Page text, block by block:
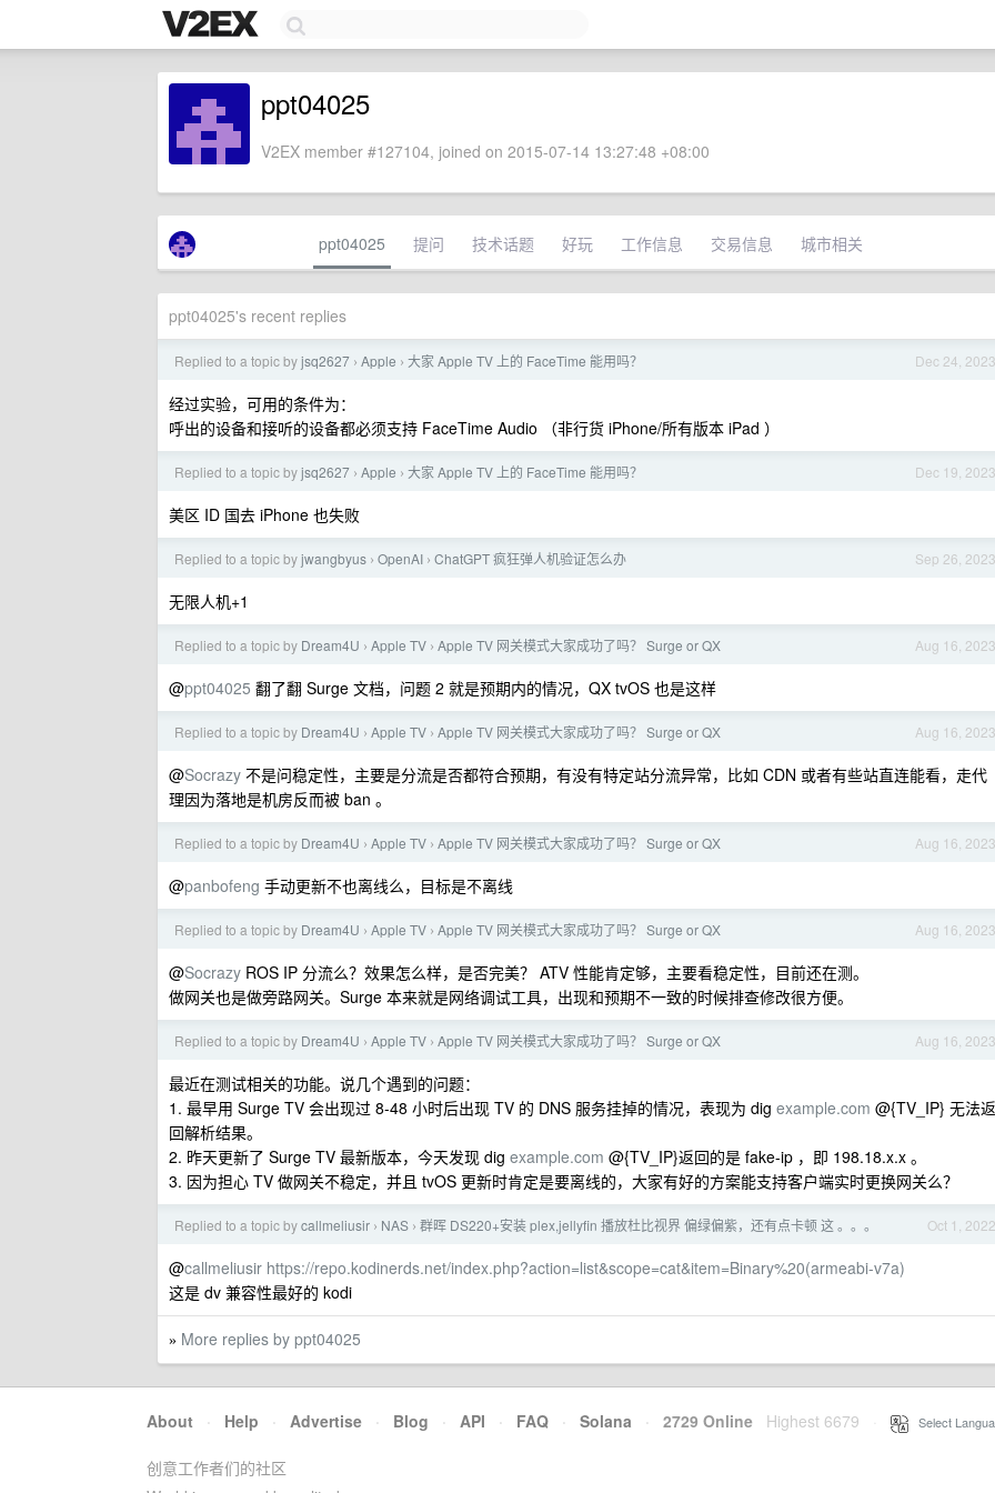
ppt04025
V2EX member #127104, joined on 2015-07-14 13:27:48 +08:00
ppt04025 提问 技术话题 好玩 工作信息 交易信息 城市相关
ppt04025's recent replies
Dec 24, 2023
Replied to a topic byjsq2627 › Apple › 大家 Apple TV 上的 FaceTime 能用吗？
经过实验，可用的条件为：
呼出的设备和接听的设备都必须支持 FaceTime Audio （非行货 iPhone/所有版本 iPad ）
Dec 19, 2023
Replied to a topic byjsq2627 › Apple › 大家 Apple TV 上的 FaceTime 能用吗？
美区 ID 国去 iPhone 也失败
Sep 26, 2023
Replied to a topic byjwangbyus › OpenAI › ChatGPT 疯狂弹人机验证怎么办
无限人机+1
Aug 16, 2023
Replied to a topic by Dream4U › Apple TV › Apple TV 网关模式大家成功了吗？ Surge or QX
@ppt04025 翻了翻 Surge 文档，问题 2 就是预期内的情况，QX tvOS 也是这样
Aug 16, 2023
Replied to a topic by Dream4U › Apple TV › Apple TV 网关模式大家成功了吗？ Surge or QX
@Socrazy 不是问稳定性，主要是分流是否都符合预期，有没有特定站分流异常，比如 CDN 或者有些站直连能看，走代
理因为落地是机房反而被 ban 。
Aug 16, 2023
Replied to a topic by Dream4U › Apple TV › Apple TV 网关模式大家成功了吗？ Surge or QX
@panbofeng 手动更新不也离线么，目标是不离线
Aug 16, 2023
Replied to a topic by Dream4U › Apple TV › Apple TV 网关模式大家成功了吗？ Surge or QX
@Socrazy ROS IP 分流么？效果怎么样，是否完美？ ATV 性能肯定够，主要看稳定性，目前还在测。
做网关也是做旁路网关。Surge 本来就是网络调试工具，出现和预期不一致的时候排查修改很方便。
Aug 16, 2023
Replied to a topic by Dream4U › Apple TV › Apple TV 网关模式大家成功了吗？ Surge or QX
最近在测试相关的功能。说几个遇到的问题：
1. 最早用 Surge TV 会出现过 8-48 小时后出现 TV 的 DNS 服务挂掉的情况，表现为 dig example.com @{TV_IP} 无法返
回解析结果。
2. 昨天更新了 Surge TV 最新版本，今天发现 dig example.com @{TV_IP}返回的是 fake-ip ，即 198.18.x.x 。
3. 因为担心 TV 做网关不稳定，并且 tvOS 更新时肯定是要离线的，大家有好的方案能支持客户端实时更换网关么？
Oct 1, 2022
Replied to a topic bycallmeliusir › NAS › 群晖 DS220+安装 plex,jellyfin 播放杜比视界 偏绿偏紫，还有点卡顿 这 。。。
@callmeliusir https://repo.kodinerds.net/index.php?action=list&scope=cat&item=Binary%20(armeabi-v7a)
这是 dv 兼容性最好的 kodi
» More replies by ppt04025
About · Help · Advertise · Blog · API · FAQ · Solana · 2729 Online Highest 6679 Select
创意工作者们的社区